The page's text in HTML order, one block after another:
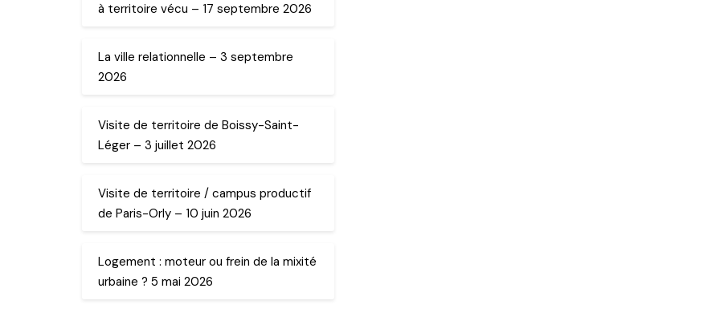
à territoire vécu – 17 septembre 2026
La ville relationnelle – 3 septembre
2026
Visite de territoire de Boissy-Saint-
Léger – 3 juillet 2026
Visite de territoire / campus productif
de Paris-Orly – 10 juin 2026
Logement : moteur ou frein de la mixité
urbaine ? 5 mai 2026